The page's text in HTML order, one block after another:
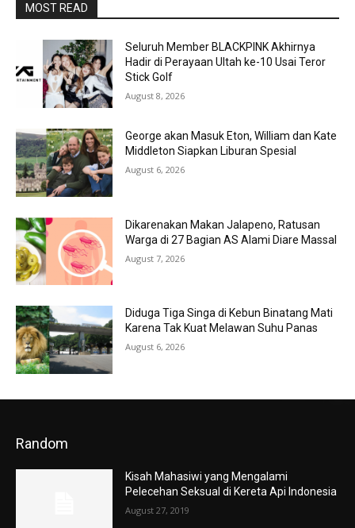
MOST READ
Seluruh Member BLACKPINK Akhirnya
Hadir di Perayaan Ultah ke-10 Usai Teror
Stick Golf
August 8, 2026
George akan Masuk Eton, William dan Kate
Middleton Siapkan Liburan Spesial
August 6, 2026
Dikarenakan Makan Jalapeno, Ratusan
Warga di 27 Bagian AS Alami Diare Massal
August 7, 2026
Diduga Tiga Singa di Kebun Binatang Mati
Karena Tak Kuat Melawan Suhu Panas
August 6, 2026
Random
Kisah Mahasiwi yang Mengalami
Pelecehan Seksual di Kereta Api Indonesia
August 27, 2019